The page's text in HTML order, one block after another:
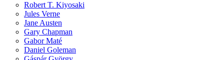
Robert T. Kiyosaki
Jules Verne
Jane Austen
Gary Chapman
Gabor Maté
Daniel Goleman